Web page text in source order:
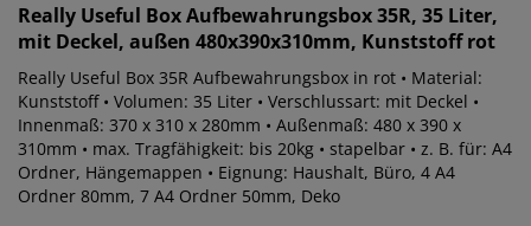
Really Useful BoxAufbewahrungsbox 35R, 35 Liter,
mit Deckel, außen 480x390x310mm, Kunststoff rot
Really Useful Box 35R Aufbewahrungsbox in rot • Material:
Kunststoff • Volumen: 35 Liter • Verschlussart: mit Deckel •
Innenmaß: 370 x 310 x 280mm • Außenmaß: 480 x 390 x
310mm • max. Tragfähigkeit: bis 20kg • stapelbar • z. B. für: A4
Ordner, Hängemappen • Eignung: Haushalt, Büro, 4 A4
Ordner 80mm, 7 A4 Ordner 50mm, Deko